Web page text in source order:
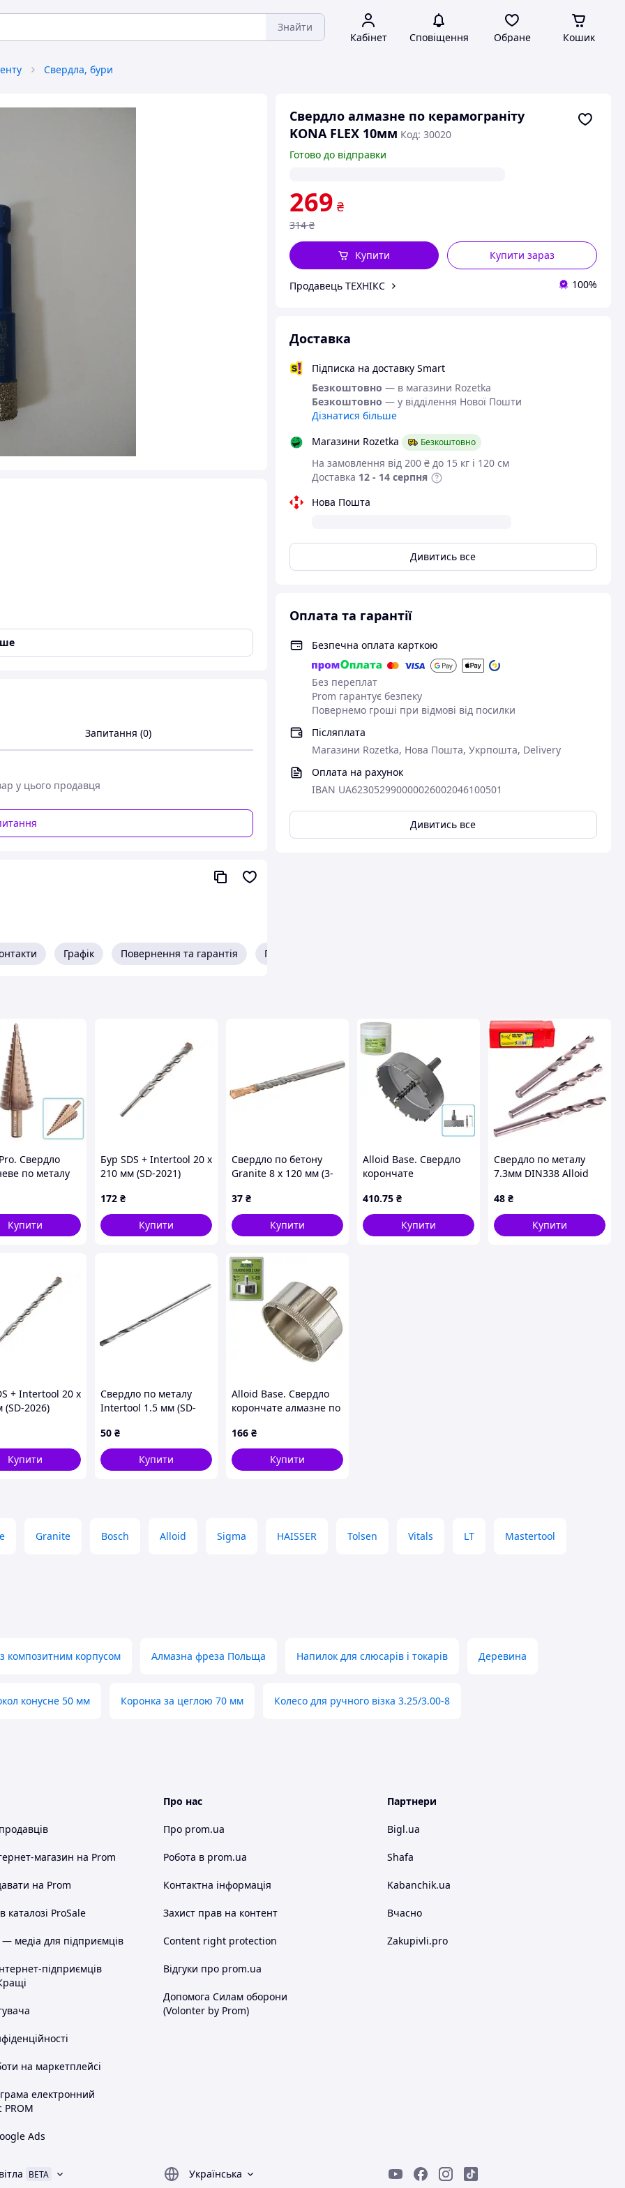
Знайти
Кабінет Сповіщення Обране Кошик
Свердла, бури
Свердло алмазне по керамограніту
KONA FLEX 10мм Код: 30020
Готово до відправки
269 ₴
314 ₴
Купити зараз
Купити
Продавець ТЕХНІКС 100%
Доставка
Підписка на доставку Smart
Безкоштовно — в магазини Rozetka
Безкоштовно — у відділення Нової Пошти
Дізнатися більше
Магазини Rozetka
Безкоштовно
На замовлення від 200 ₴ до 15 кг і 120 см
Доставка 12 - 14 серпня
Нова Пошта
Дивитись все
Оплата та гарантії
Безпечна оплата карткою
Без переплат
Prom гарантує безпеку
Повернемо гроші при відмові від посилки
Післяплата
Магазини Rozetka, Нова Пошта, Укрпошта, Delivery
Оплата на рахунок
IBAN UA623052990000026002046100501
Дивитись все
Запитання (0)
у цього продавця
Графік Повернення та гарантія Про продавця
Свердло
по металу
Купити
Бур SDS + Intertool 20 x
210 мм (SD-2021)
172 ₴
Купити
Свердло по бетону
Granite 8 х 120 мм (3-
37 ₴
Купити
Alloid Base. Свердло
корончате
металу 90мм
(00000063151)
410.75 ₴
Купити
Свердло по металу
7.3мм DIN338 Alloid
48 ₴
Купити
+ Intertool 20 x
(SD-2026)
Купити
Свердло по металу
Intertool 1.5 мм (SD-
50 ₴
Купити
Alloid Base. Свердло
корончате алмазне по
166 ₴
Купити
Granite Bosch Alloid Sigma HAISSER Tolsen Vitals LT Mastertool
композитним корпусом Алмазна фреза Польща Напилок для слюсарів і токарів Деревина
конусне 50 мм Коронка за цеглою 70 мм Колесо для ручного візка 3.25/3.00-8
магазин на Prom
на Prom
каталозі ProSale
медіа для підприємців
підприємців
на маркетплейсі
електронний
PROM
Ads
Про нас
Про prom.ua
Робота в prom.ua
Контактна інформація
Захист прав на контент
Content right protection
Відгуки про prom.ua
Допомога Силам оборони
(Volonter by Prom)
Партнери
Bigl.ua
Shafa
Kabanchik.ua
Вчасно
Zakupivli.pro
BETA Українська